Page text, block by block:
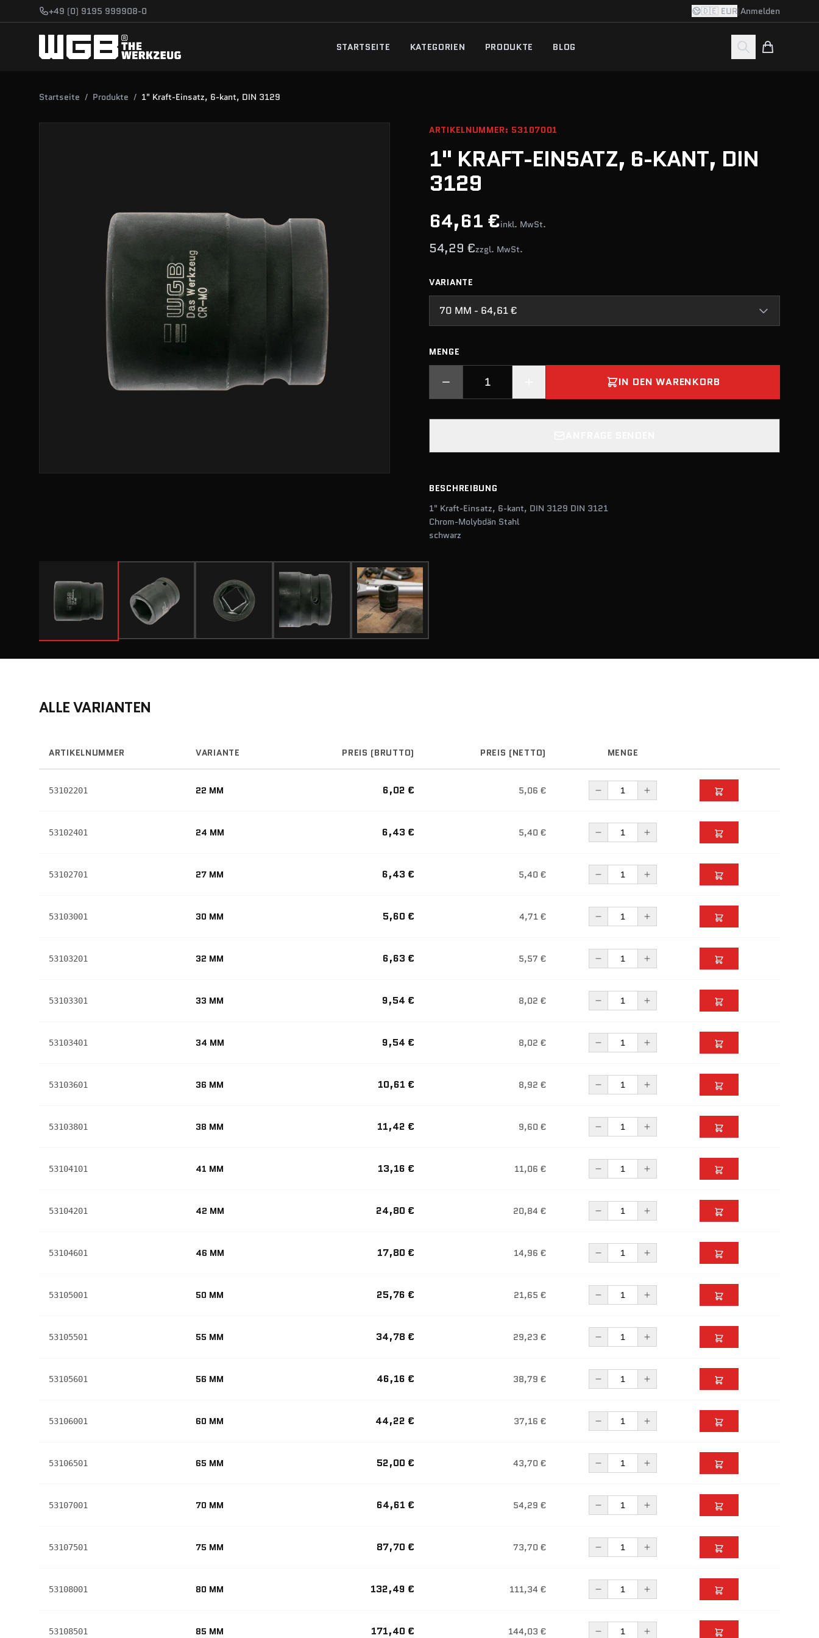
Zum Hauptinhalt springen
+49 (0) 9195 999908-0 🇩🇪 EUR|Anmelden
STARTSEITE KATEGORIEN PRODUKTE BLOG
Startseite / Produkte / 1" Kraft-Einsatz, 6-kant, DIN 3129
ARTIKELNUMMER: 53107001
1" KRAFT-EINSATZ, 6-KANT, DIN
3129
64,61 €inkl. MwSt.
54,29 €zzgl. MwSt.
VARIANTE
70 MM - 64,61 €
MENGE
IN DEN WARENKORB
BESCHREIBUNG
1" Kraft-Einsatz, 6-kant, DIN 3129 DIN 3121
Chrom-Molybdän Stahl
schwarz
ALLE VARIANTEN
ARTIKELNUMMER VARIANTE PREIS (BRUTTO) PREIS (NETTO) MENGE
53102201 22 MM 6,02 € 5,06 €
53102401 24 MM 6,43 € 5,40 €
53102701 27 MM 6,43 € 5,40 €
53103001 30 MM 5,60 € 4,71 €
53103201 32 MM 6,63 € 5,57 €
53103301 33 MM 9,54 € 8,02 €
53103401 34 MM 9,54 € 8,02 €
53103601 36 MM 10,61 € 8,92 €
53103801 38 MM 11,42 € 9,60 €
53104101 41 MM 13,16 € 11,06 €
53104201 42 MM 24,80 € 20,84 €
53104601 46 MM 17,80 € 14,96 €
53105001 50 MM 25,76 € 21,65 €
53105501 55 MM 34,78 € 29,23 €
53105601 56 MM 46,16 € 38,79 €
53106001 60 MM 44,22 € 37,16 €
53106501 65 MM 52,00 € 43,70 €
53107001 70 MM 64,61 € 54,29 €
53107501 75 MM 87,70 € 73,70 €
53108001 80 MM 132,49 € 111,34 €
53108501 85 MM 171,40 € 144,03 €